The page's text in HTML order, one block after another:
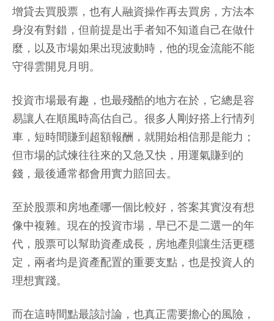
增貸去買股票，也有人融資操作再去買房，方法本
身沒有對錯，但前提是出手者知不知道自己在做什
麼，以及市場如果出現波動時，他的現金流能不能
守得雲開見月明。
投資市場最有趣，也最殘酷的地方在於，它總是容
易讓人在順風時高估自己。很多人剛好搭上行情列
車，短時間賺到超額報酬，就開始相信那是能力；
但市場的試煉往往來的又急又快，用運氣賺到的
錢，最後通常都會用實力賠回去。
至於股票和房地產哪一個比較好，答案其實沒有想
像中複雜。現在的投資市場，早已不是二選一的年
代，股票可以幫助資產成長，房地產則讓生活更穩
定，兩者均是資產配置的重要支點，也是投資人的
理想實踐。
而在這時間點最該討論，也真正需要擔心的風險，